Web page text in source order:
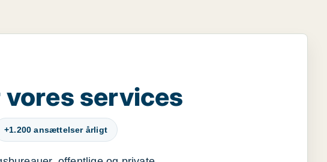
services
+1.200 ansættelser årligt